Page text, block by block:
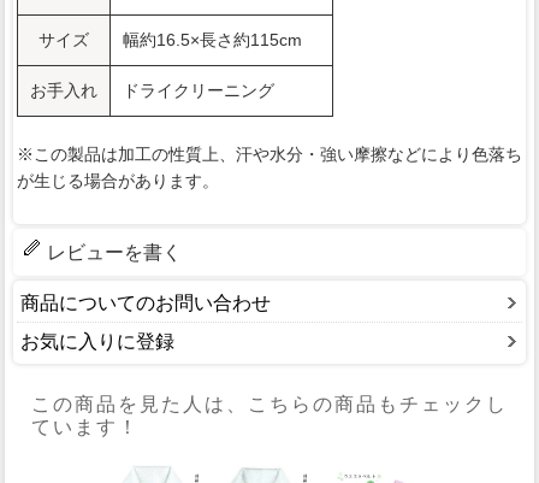
サイズ 幅約16.5×長さ約115cm
お手入れ ドライクリーニング
※この製品は加工の性質上、汗や水分・強い摩擦などにより色落ち
が生じる場合があります。
レビューを書く
商品についてのお問い合わせ
お気に入りに登録
この商品を見た人は、こちらの商品もチェックし
ています！